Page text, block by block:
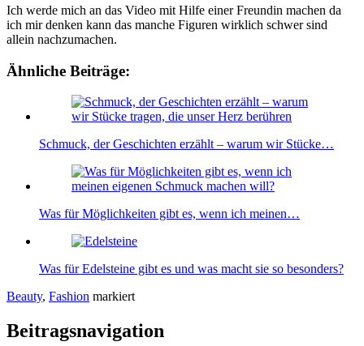
Ich werde mich an das Video mit Hilfe einer Freundin machen da
ich mir denken kann das manche Figuren wirklich schwer sind
allein nachzumachen.
Ähnliche Beiträge:
Schmuck, der Geschichten erzählt – warum wir Stücke…
Was für Möglichkeiten gibt es, wenn ich meinen…
Was für Edelsteine gibt es und was macht sie so besonders?
Beauty, Fashion markiert
Beitragsnavigation